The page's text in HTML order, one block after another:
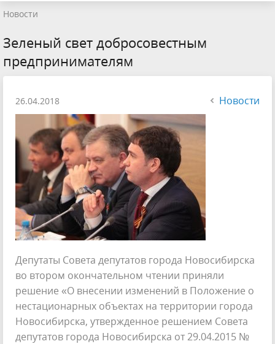
Новости
Зеленый свет добросовестным
предпринимателям
26.04.2018 Новости
Депутаты Совета депутатов города Новосибирска
во втором окончательном чтении приняли
решение «О внесении изменений в Положение о
нестационарных объектах на территории города
Новосибирска, утвержденное решением Совета
депутатов города Новосибирска от 29.04.2015 №